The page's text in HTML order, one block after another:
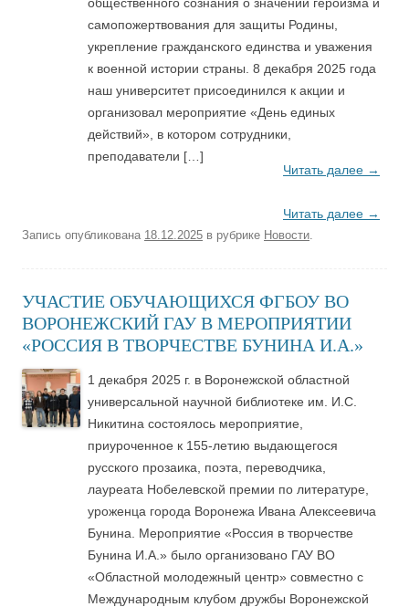
самопожертвования для защиты Родины,
укрепление гражданского единства и уважения
к военной истории страны. 8 декабря 2025 года
наш университет присоединился к акции и
организовал мероприятие «День единых
действий», в котором сотрудники,
преподаватели […]
Читать далее →
Читать далее →
Запись опубликована 18.12.2025 в рубрике Новости.
УЧАСТИЕ ОБУЧАЮЩИХСЯ ФГБОУ ВО
ВОРОНЕЖСКИЙ ГАУ В МЕРОПРИЯТИИ
«РОССИЯ В ТВОРЧЕСТВЕ БУНИНА И.А.»
1 декабря 2025 г. в Воронежской областной
универсальной научной библиотеке им. И.С.
Никитина состоялось мероприятие,
приуроченное к 155-летию выдающегося
русского прозаика, поэта, переводчика,
лауреата Нобелевской премии по литературе,
уроженца города Воронежа Ивана Алексеевича
Бунина. Мероприятие «Россия в творчестве
Бунина И.А.» было организовано ГАУ ВО
«Областной молодежный центр» совместно с
Международным клубом дружбы Воронежской